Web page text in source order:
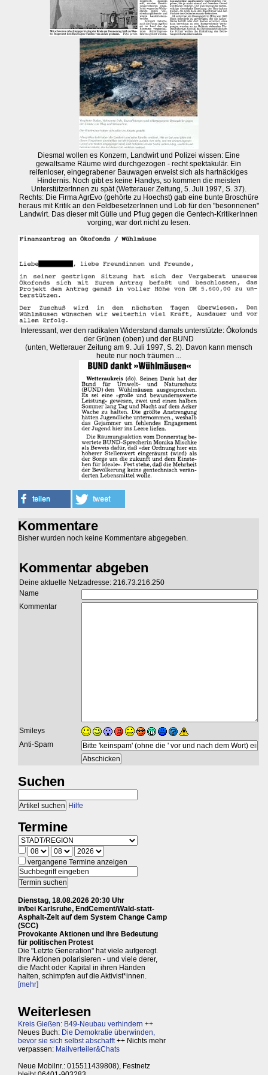
Diesmal wollen es Konzern, Landwirt und Polizei wissen: Eine
gewaltsame Räume wird durchgezogen - recht spektakulär. Ein
reifenloser, eingegrabener Bauwagen erweist sich als hartnäckiges
Hindernis. Noch gibt es keine Handys, so kommen die meisten
UnterstützerInnen zu spät (Wetterauer Zeitung, 5. Juli 1997, S. 37).
Rechts: Die Firma AgrEvo (gehörte zu Hoechst) gab eine bunte Broschüre
heraus mit Kritik an den FeldbesetzerInnen und Lob für den "besonnenen"
Landwirt. Das dieser mit Gülle und Pflug gegen die Gentech-KritikerInnen
vorging, war dort nicht zu lesen.
Interessant, wer den radikalen Widerstand damals unterstützte: Ökofonds
der Grünen (oben) und der BUND
(unten, Wetterauer Zeitung am 9. Juli 1997, S. 2). Davon kann mensch
heute nur noch träumen ...
Kommentare
Bisher wurden noch keine Kommentare abgegeben.
Kommentar abgeben
Deine aktuelle Netzadresse: 216.73.216.250
Name
Kommentar
Smileys
Anti-Spam
Suchen
Hilfe
Termine
vergangene Termine anzeigen
Dienstag, 18.08.2026 20:30 Uhr
in/bei Karlsruhe, EndCement/Wald-statt-
Asphalt-Zelt auf dem System Change Camp
(SCC)
Provokante Aktionen und ihre Bedeutung
für politischen Protest
Die "Letzte Generation" hat viele aufgeregt.
Ihre Aktionen polarisieren - und viele derer,
die Macht oder Kapital in ihren Händen
halten, schimpfen auf die Aktivist*innen.
[mehr]
Weiterlesen
Kreis Gießen: B49-Neubau verhindern ++
Neues Buch: Die Demokratie überwinden,
bevor sie sich selbst abschafft++ Nichts mehr
verpassen: Mailverteiler&Chats
Neue Mobilnr.: 015511439808), Festnetz